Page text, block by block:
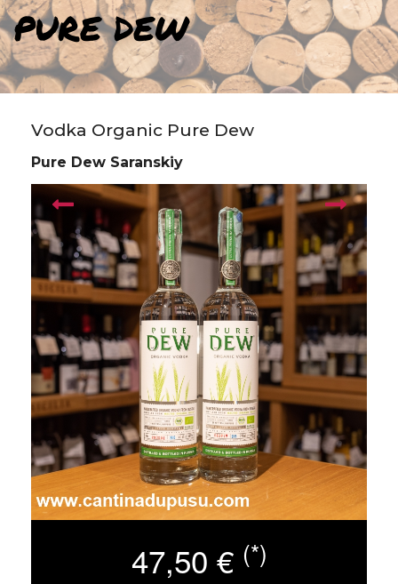
PURE DEW
Vodka Organic Pure Dew
Pure Dew Saranskiy
prev next
47,50 € (*)